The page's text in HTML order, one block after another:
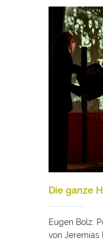
Die ganze
Eugen Bolz.
von Jeremias